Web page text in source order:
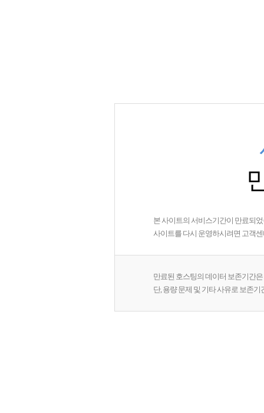
본 사이트의 서비스기간이 만료되
사이트를 다시 운영하시려면 고객
만료된 호스팅의 데이터 보존기간
단, 용량 문제 및 기타 사유로 보존